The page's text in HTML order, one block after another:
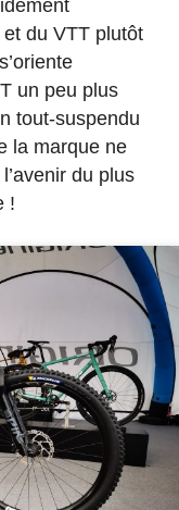
et du VTT plutôt
un peu plus
tout-suspendu
la marque ne
du plus
!